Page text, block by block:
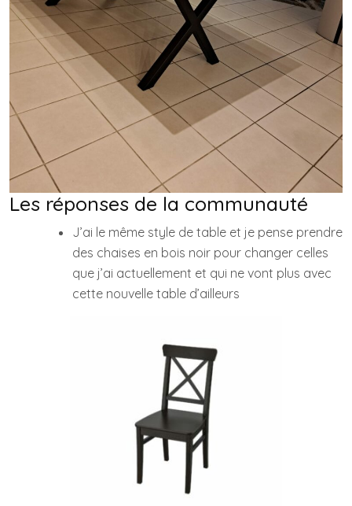
Les réponses de la communauté
J’ai le même style de table et je pense prendre
des chaises en bois noir pour changer celles
que j’ai actuellement et qui ne vont plus avec
cette nouvelle table d’ailleurs